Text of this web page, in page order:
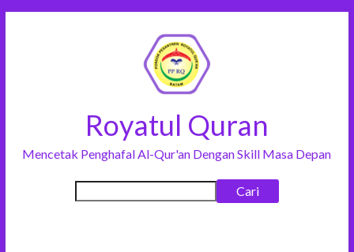
Royatul Quran
Mencetak Penghafal Al-Qur'an Dengan Skill Masa Depan
Cari